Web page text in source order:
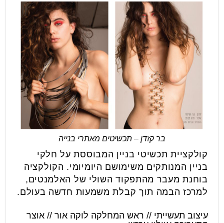
בר קזדן – תכשיטים מאתרי בנייה
קולקציית תכשיטי בניין המבוססת על חלקי
בניין המנותקים משימושם היומיומי. הקולקציה
בוחנת מעבר מהתפקוד השולי של האלמנטים,
למרכז הבמה תוך קבלת משמעות חדשה בעולם.
עיצוב תעשייתי // ראש המחלקה לוקה אור // אוצר